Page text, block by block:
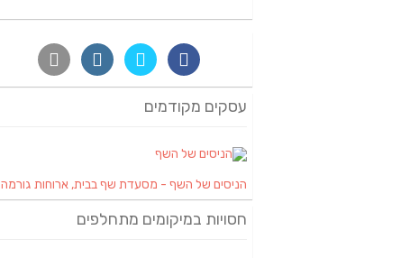
עסקים מקודמים
הניסים של השף - מסעדת שף בבית, ארוחות גורמה
חסויות במיקומים מתחלפים